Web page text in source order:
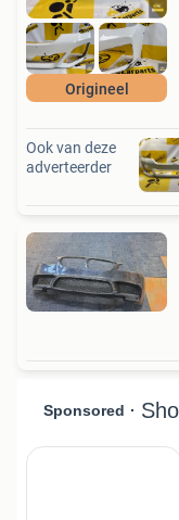
Origineel
Ook van deze
adverteerder